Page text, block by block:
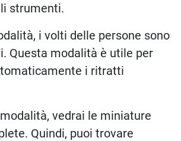
strumenti.
i volti delle persone sono
Questa modalità è utile per
i ritratti
vedrai le miniature
Quindi, puoi trovare